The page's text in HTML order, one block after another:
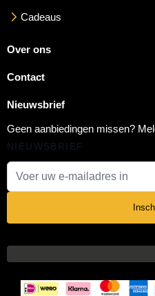
Cadeaus
Over ons
Contact
Nieuwsbrief
Geen aanbiedingen missen?
NIEUWSBRIEF